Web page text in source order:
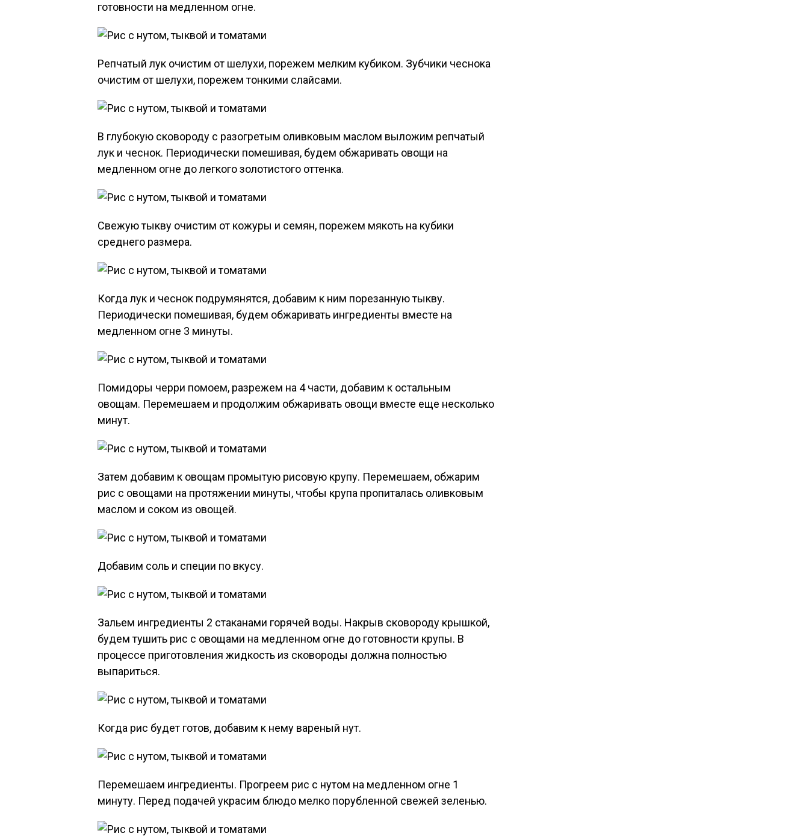
готовности на медленном огне.
Репчатый лук очистим от шелухи, порежем мелким кубиком. Зубчики чеснока
очистим от шелухи, порежем тонкими слайсами.
В глубокую сковороду с разогретым оливковым маслом выложим репчатый
лук и чеснок. Периодически помешивая, будем обжаривать овощи на
медленном огне до легкого золотистого оттенка.
Свежую тыкву очистим от кожуры и семян, порежем мякоть на кубики
среднего размера.
Когда лук и чеснок подрумянятся, добавим к ним порезанную тыкву.
Периодически помешивая, будем обжаривать ингредиенты вместе на
медленном огне 3 минуты.
Помидоры черри помоем, разрежем на 4 части, добавим к остальным
овощам. Перемешаем и продолжим обжаривать овощи вместе еще несколько
минут.
Затем добавим к овощам промытую рисовую крупу. Перемешаем, обжарим
рис с овощами на протяжении минуты, чтобы крупа пропиталась оливковым
маслом и соком из овощей.
Добавим соль и специи по вкусу.
Зальем ингредиенты 2 стаканами горячей воды. Накрыв сковороду крышкой,
будем тушить рис с овощами на медленном огне до готовности крупы. В
процессе приготовления жидкость из сковороды должна полностью
выпариться.
Когда рис будет готов, добавим к нему вареный нут.
Перемешаем ингредиенты. Прогреем рис с нутом на медленном огне 1
минуту. Перед подачей украсим блюдо мелко порубленной свежей зеленью.